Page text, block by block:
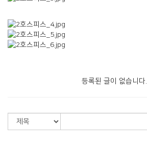
등록된 글이 없습니다.